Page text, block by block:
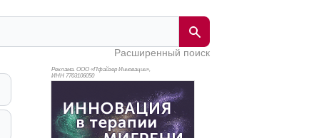
Расширенный поиск
Реклама. ООО «Пфайзер Инновации»,
ИНН 7703106050